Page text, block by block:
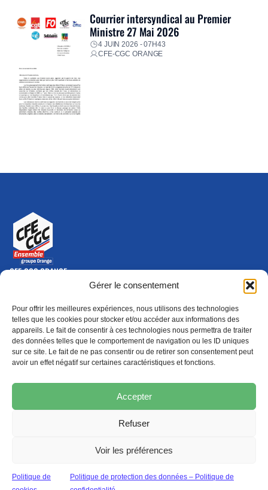
Gérer le consentement
Pour offrir les meilleures expériences, nous utilisons des technologies
telles que les cookies pour stocker et/ou accéder aux informations des
appareils. Le fait de consentir à ces technologies nous permettra de traiter
des données telles que le comportement de navigation ou les ID uniques
sur ce site. Le fait de ne pas consentir ou de retirer son consentement peut
avoir un effet négatif sur certaines caractéristiques et fonctions.
Accepter
Refuser
Voir les préférences
Politique de
Politique de protection des données – Politique de
Courrier intersyndical au Premier
Ministre 27 Mai 2026
4 JUIN 2026 - 07H43
CFE-CGC ORANGE
CFE-CGC ORANGE
10-12 rue Saint Amand, 75015 Paris Cedex 15
Nous contacter
01 46 79 28 74
S'ABONNER(NOUVELLE FENÊTRE)
ADHÉRER
Épargne
(nouvelle fenêtre) Formation
(nouvelle fenêtre)
POLITIQUE DE COOKIES